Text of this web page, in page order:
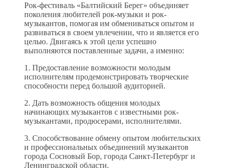
Рок-фестиваль «Балтийский Берег» объединяет
поколения любителей рок-музыки и рок-
музыкантов, помогая им обмениваться опытом и
развиваться в своем увлечении, что и является его
целью. Двигаясь к этой цели успешно
выполняются поставленные задачи, а именно:
1. Предоставление возможности молодым
исполнителям продемонстрировать творческие
способности перед большой аудиторией.
2. Дать возможность общения молодых
начинающих музыкантов с известными рок-
музыкантами, продюсерами, исполнителями.
3. Способствование обмену опытом любительских
и профессиональных объединений музыкантов
города Сосновый Бор, города Санкт-Петербург и
Ленинградской области.